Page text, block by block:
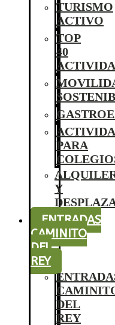
TURISMO
ACTIVO
TOP
40
PARA
Y
ENTRADAS
CAMINITO
DEL
REY
DEL
REY